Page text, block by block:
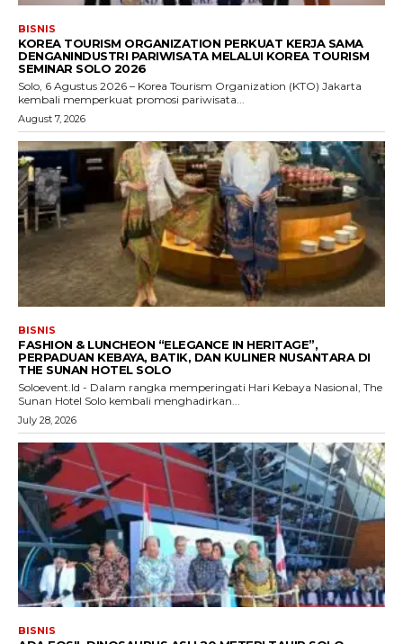
BISNIS
KOREA TOURISM ORGANIZATION PERKUAT KERJA SAMA
DENGANINDUSTRI PARIWISATA MELALUI KOREA TOURISM
SEMINAR SOLO 2026
Solo, 6 Agustus 2026 – Korea Tourism Organization (KTO) Jakarta
kembali memperkuat promosi pariwisata...
August 7, 2026
BISNIS
FASHION & LUNCHEON “ELEGANCE IN HERITAGE”,
PERPADUAN KEBAYA, BATIK, DAN KULINER NUSANTARA DI
THE SUNAN HOTEL SOLO
Soloevent.Id - Dalam rangka memperingati Hari Kebaya Nasional, The
Sunan Hotel Solo kembali menghadirkan...
July 28, 2026
BISNIS